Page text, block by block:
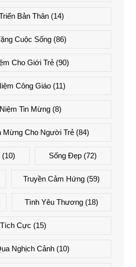
Bản Thân (14)
Cuộc Sống(86)
Cho Giới Trẻ (90)
Công Giáo(11)
Tin Mừng (8)
Mừng Cho Người Trẻ (84)
(10) Sống Đẹp (72)
Truyền Cảm Hứng(59)
Tình Yêu Thương(18)
Tích Cực (15)
Nghịch Cảnh (10)